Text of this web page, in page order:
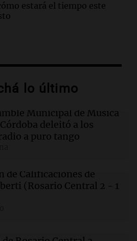
estará el tiempo este
agosto
cómo estará el tiempo
agosto
cómo estará el tiempo este
lo último
Municipal de Música
deleitó a los
a puro tango
de Calificaciones de
(Rosario Central 2 - 1